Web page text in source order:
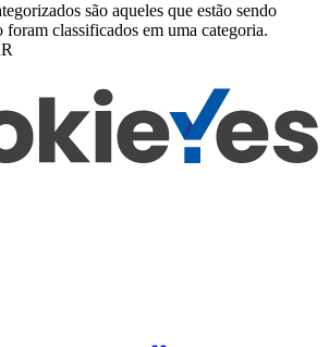
são aqueles que estão sendo
foram classificados em uma categoria.